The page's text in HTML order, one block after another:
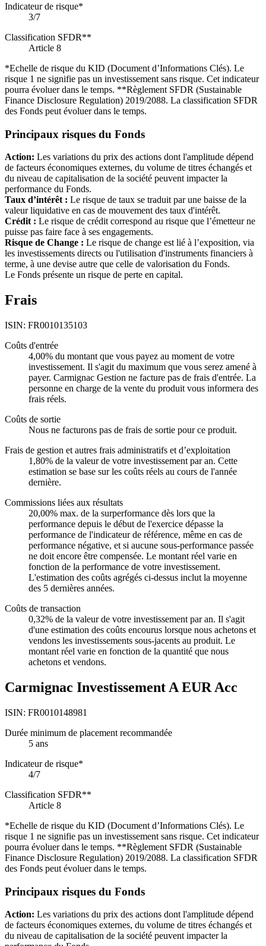
Indicateur de risque*
3/7
Classification SFDR**
Article 8
*Echelle de risque du KID (Document d’Informations Clés). Le
risque 1 ne signifie pas un investissement sans risque. Cet indicateur
pourra évoluer dans le temps. **Règlement SFDR (Sustainable
Finance Disclosure Regulation) 2019/2088. La classification SFDR
des Fonds peut évoluer dans le temps.
Principaux risques du Fonds
Action: Les variations du prix des actions dont l'amplitude dépend
de facteurs économiques externes, du volume de titres échangés et
du niveau de capitalisation de la société peuvent impacter la
performance du Fonds.
Taux d’intérêt : Le risque de taux se traduit par une baisse de la
valeur liquidative en cas de mouvement des taux d'intérêt.
Crédit : Le risque de crédit correspond au risque que l’émetteur ne
puisse pas faire face à ses engagements.
Risque de Change : Le risque de change est lié à l’exposition, via
les investissements directs ou l'utilisation d'instruments financiers à
terme, à une devise autre que celle de valorisation du Fonds.
Le Fonds présente un risque de perte en capital.
Frais
ISIN: FR0010135103
Coûts d'entrée
4,00% du montant que vous payez au moment de votre
investissement. Il s'agit du maximum que vous serez amené à
payer. Carmignac Gestion ne facture pas de frais d'entrée. La
personne en charge de la vente du produit vous informera des
frais réels.
Coûts de sortie
Nous ne facturons pas de frais de sortie pour ce produit.
Frais de gestion et autres frais administratifs et d’exploitation
1,80% de la valeur de votre investissement par an. Cette
estimation se base sur les coûts réels au cours de l'année
dernière.
Commissions liées aux résultats
20,00% max. de la surperformance dès lors que la
performance depuis le début de l'exercice dépasse la
performance de l'indicateur de référence, même en cas de
performance négative, et si aucune sous-performance passée
ne doit encore être compensée. Le montant réel varie en
fonction de la performance de votre investissement.
L'estimation des coûts agrégés ci-dessus inclut la moyenne
des 5 dernières années.
Coûts de transaction
0,32% de la valeur de votre investissement par an. Il s'agit
d'une estimation des coûts encourus lorsque nous achetons et
vendons les investissements sous-jacents au produit. Le
montant réel varie en fonction de la quantité que nous
achetons et vendons.
Carmignac Investissement A EUR Acc
ISIN: FR0010148981
Durée minimum de placement recommandée
5 ans
Indicateur de risque*
4/7
Classification SFDR**
Article 8
*Echelle de risque du KID (Document d’Informations Clés). Le
risque 1 ne signifie pas un investissement sans risque. Cet indicateur
pourra évoluer dans le temps. **Règlement SFDR (Sustainable
Finance Disclosure Regulation) 2019/2088. La classification SFDR
des Fonds peut évoluer dans le temps.
Principaux risques du Fonds
Action: Les variations du prix des actions dont l'amplitude dépend
de facteurs économiques externes, du volume de titres échangés et
du niveau de capitalisation de la société peuvent impacter la